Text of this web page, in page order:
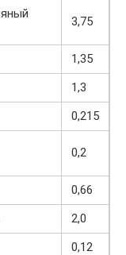
3,75
1,35
1,3
0,215
0,2
0,66
2,0
0,12